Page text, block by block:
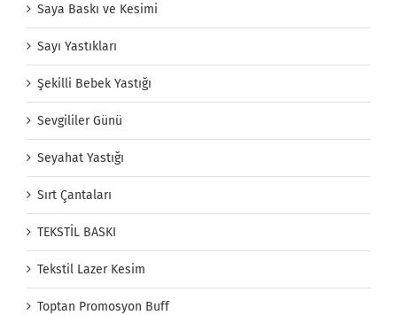
Saya Baskı ve Kesimi
Sayı Yastıkları
Şekilli Bebek Yastığı
Sevgililer Günü
Seyahat Yastığı
Sırt Çantaları
TEKSTİL BASKI
Tekstil Lazer Kesim
Toptan Promosyon Buff